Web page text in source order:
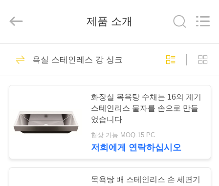
제
리
Jiangmen
Furongda
Stainless
Factory.
Reserved.
by
앞치마 스테인리스
부엌 개수대
최고 산 스테인리스
46
제품 소개
욕실 스테인레스 강 싱크
화장실 목욕탕 수채는 16의 계기
스테인리스 물자를 손으로 만들
었습니다
협상 가능 MOQ:15 PC
저희에게 연락하십시오
목욕탕 배 스테인리스 손 세면기